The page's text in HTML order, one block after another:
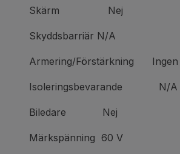
Skärm Nej
Skyddsbarriär N/A
Armering/Förstärkning Ingen
Isoleringsbevarande N/A
Biledare Nej
Märkspänning 60 V